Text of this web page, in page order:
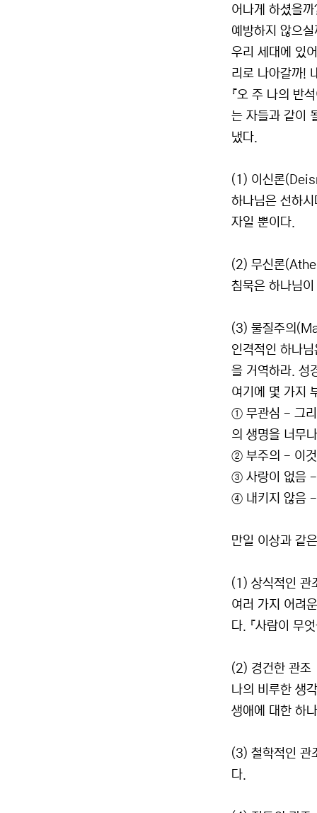
어나게 하셨을
예방하지 않으
우리 세대에 있
리로 나아갈까!
『오 주 나의 반
는 자들과 같이
냈다.
(1) 이신론
하나님은 선하
자일 뿐이다.
(2) 무신론
침묵은 하나님
(3) 물질주의
인격적인 하나
을 거역하라. 성
여기에 몇 가지
① 무관심 - 그리
의 생명을 너무
② 부주의 - 이것
③ 사랑이 없음 -
④ 내키지 않음 -
만일 이상과 같
(1) 상식적인 관
여러 가지 어려
다. 『사람이 무
(2) 경건한 관조
나의 비루한 생
생애에 대한 하
(3) 철학적인 관
다.